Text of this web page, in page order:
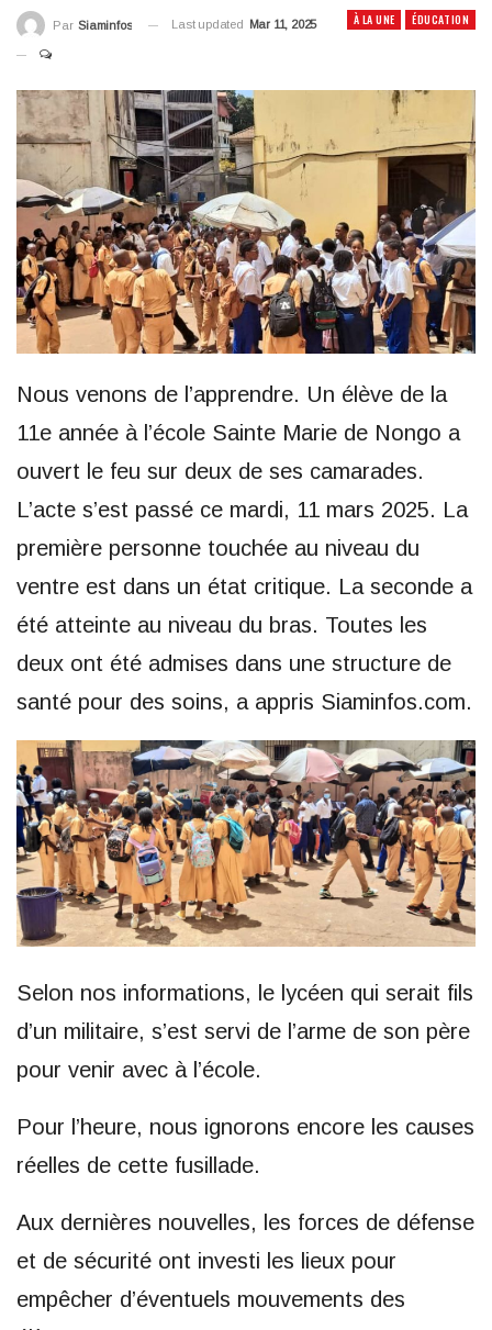
À LA UNE ÉDUCATION
Par Siaminfos Last updated Mar 11, 2025
Nous venons de l’apprendre. Un élève de la
11e année à l’école Sainte Marie de Nongo a
ouvert le feu sur deux de ses camarades.
L’acte s’est passé ce mardi, 11 mars 2025. La
première personne touchée au niveau du
ventre est dans un état critique. La seconde a
été atteinte au niveau du bras. Toutes les
deux ont été admises dans une structure de
santé pour des soins, a appris Siaminfos.com.
Selon nos informations, le lycéen qui serait fils
d’un militaire, s’est servi de l’arme de son père
pour venir avec à l’école.
Pour l’heure, nous ignorons encore les causes
réelles de cette fusillade.
Aux dernières nouvelles, les forces de défense
et de sécurité ont investi les lieux pour
empêcher d’éventuels mouvements des